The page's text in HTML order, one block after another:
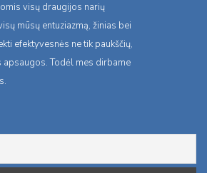
visų draugijos narių
mūsų entuziazmą, žinias bei
efektyvesnės ne tik paukščių,
Todėl mes dirbame